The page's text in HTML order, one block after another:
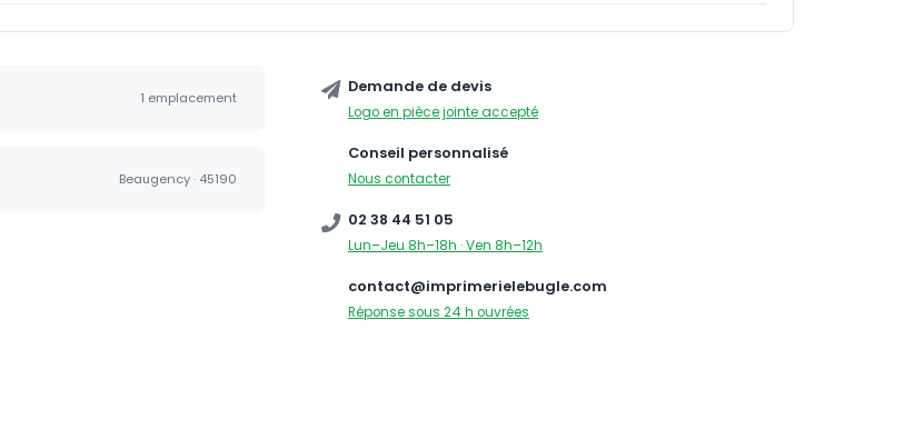
1 emplacement
Beaugency · 45190
Demande de devis
Logo en pièce jointe accepté
Conseil personnalisé
Nous contacter
02 38 44 51 05
Lun–Jeu 8h–18h · Ven 8h–12h
contact@imprimerielebugle.com
Réponse sous 24 h ouvrées